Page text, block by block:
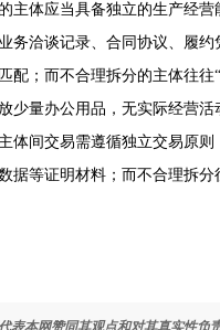
主体应当具备独立的生产经
务洽谈记录、合同协议、履
配；而不合理拆分的主体往往
少量办公用品，无实际经营活
体间交易需遵循独立交易原
据等证明材料；而不合理拆
表本网赞同其观点和对其真实性负